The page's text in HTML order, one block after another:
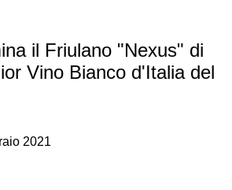
il Friulano "Nexus" di
Vino Bianco d'Italia del
2021